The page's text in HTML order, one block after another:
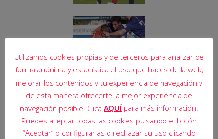
Utilizamos cookies propias y de terceros para analizar de
forma anónima y estadística el uso que haces de la web,
mejorar los contenidos y tu experiencia de navegación y
de esta manera ofrecerte la mejor experiencia de
navegación posible. Clica AQUÍpara más información.
Puedes aceptar todas las cookies pulsando el botón
“Aceptar” o configurarlas o rechazar su uso clicando